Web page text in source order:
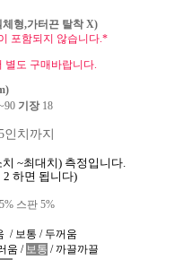
체형,가터끈 탈착 X)
포함되지 않습니다. *
별도 구매바랍니다.
기장 18
인치까지
~최대치) 측정입니다.
2 하면 됩니다)
스판 5%
/ 보통 / 두꺼움
움 / 보통 /까끌까끌